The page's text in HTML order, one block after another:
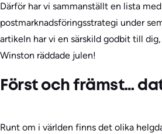
Därför har vi sammanställt en lista
postmarknadsföringsstrategi under
artikeln har vi en särskild godbit till
Winston räddade julen!
Först och främst…
Runt om i världen finns det olika